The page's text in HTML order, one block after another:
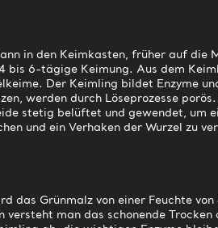
in den Keimkasten, früher auf die
6-tägige Keimung. Aus dem
Der Keimling bildet Enzyme
werden durch Löseprozesse
stetig belüftet und gewendet, um
und ein Verhaken der Wurzel zu
das Grünmalz von einer Feuchte
man das schonende Trocken